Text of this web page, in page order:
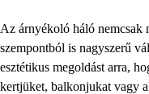
Az árnyékoló háló nemcsak
szempontból is nagyszerű
esztétikus megoldást arra,
kertjüket, balkonjukat vagy